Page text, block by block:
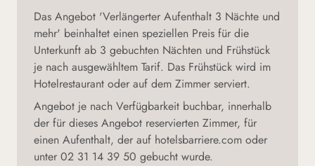
Das Angebot 'Verlängerter Aufenthalt 3 Nächte und
mehr' beinhaltet einen speziellen Preis für die
Unterkunft ab 3 gebuchten Nächten und Frühstück
je nach ausgewähltem Tarif. Das Frühstück wird im
Hotelrestaurant oder auf dem Zimmer serviert.
Angebot je nach Verfügbarkeit buchbar, innerhalb
der für dieses Angebot reservierten Zimmer, für
einen Aufenthalt, der auf hotelsbarriere.com oder
unter 02 31 14 39 50 gebucht wurde.